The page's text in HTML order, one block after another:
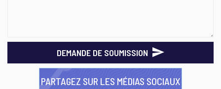
DEMANDE DE SOUMISSION
PARTAGEZ SUR LES MÉDIAS SOCIAUX